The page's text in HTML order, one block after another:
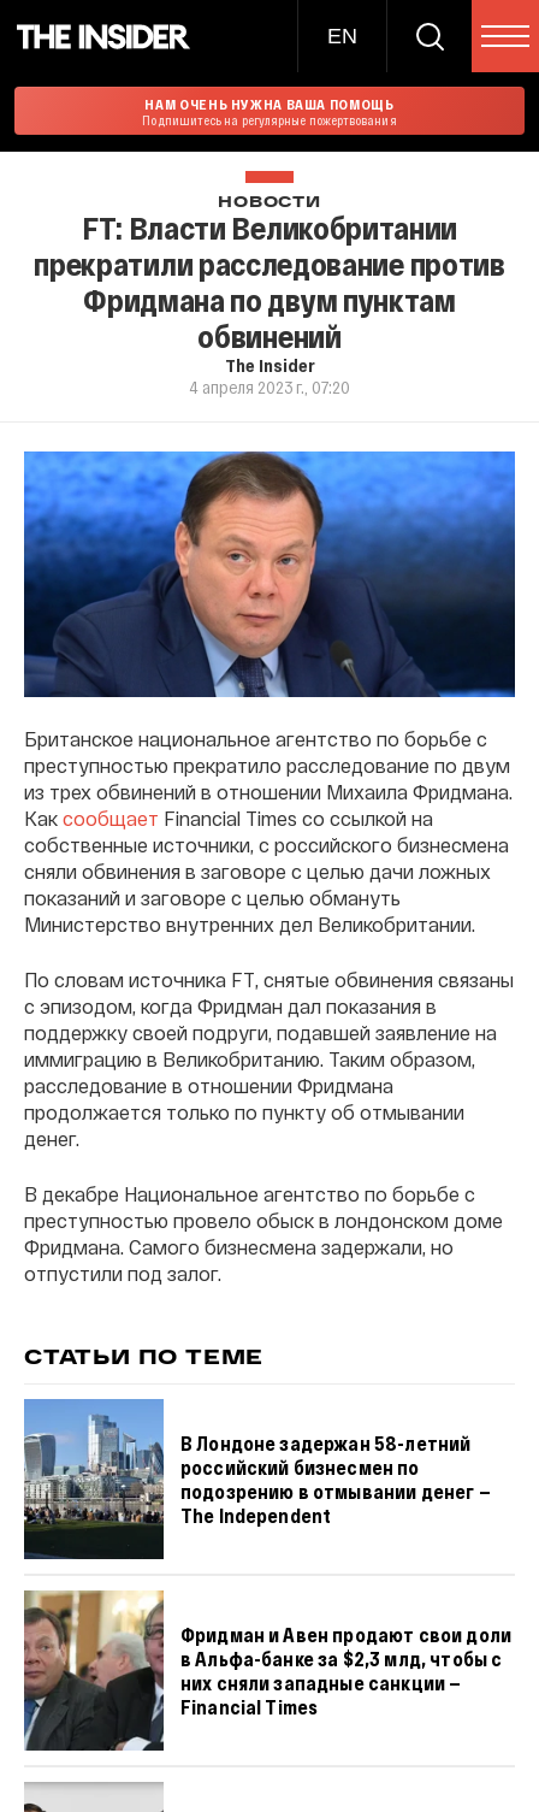
EN
НАМ ОЧЕНЬ НУЖНА ВАША ПОМОЩЬ
Подпишитесь на регулярные пожертвования
НОВОСТИ
FT: Власти Великобритании
прекратили расследование против
Фридмана по двум пунктам
обвинений
The Insider
4 апреля 2023 г., 07:20
Британское национальное агентство по борьбе с
преступностью прекратило расследование по двум
из трех обвинений в отношении Михаила Фридмана.
Как сообщает Financial Times со ссылкой на
собственные источники, с российского бизнесмена
сняли обвинения в заговоре с целью дачи ложных
показаний и заговоре с целью обмануть
Министерство внутренних дел Великобритании.
По словам источника FT, снятые обвинения связаны
с эпизодом, когда Фридман дал показания в
поддержку своей подруги, подавшей заявление на
иммиграцию в Великобританию. Таким образом,
расследование в отношении Фридмана
продолжается только по пункту об отмывании
денег.
В декабре Национальное агентство по борьбе с
преступностью провело обыск в лондонском доме
Фридмана. Самого бизнесмена задержали, но
отпустили под залог.
СТАТЬИ ПО ТЕМЕ
В Лондоне задержан 58-летний
российский бизнесмен по
подозрению в отмывании денег —
The Independent
Фридман и Авен продают свои доли
в Альфа-банке за $2,3 млд, чтобы с
них сняли западные санкции —
Financial Times